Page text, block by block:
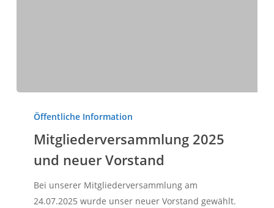
2025
neuer
Vorstand
Öffentliche Information
Mitgliederversammlung 2025
und neuer Vorstand
Bei unserer Mitgliederversammlung am
24.07.2025 wurde unser neuer Vorstand gewählt.